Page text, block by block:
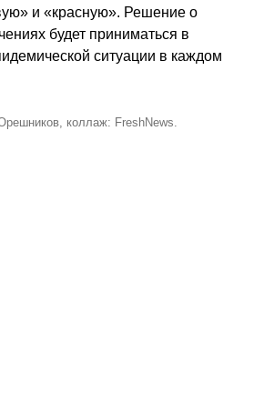
и «красную». Решение о
будет приниматься в
ситуации в каждом
коллаж: FreshNews.